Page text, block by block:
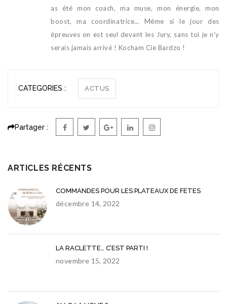
as été mon coach, ma muse, mon énergie, mon
boost, ma coordinatrice… Même si le jour des
épreuves on est seul devant les Jury, sans toi je n’y
serais jamais arrivé ! Kocham Cie Bardzo !
CATEGORIES : ACTUS
Partager :
ARTICLES RÉCENTS
COMMANDES POUR LES PLATEAUX DE FETES
décembre 14, 2022
LA RACLETTE… C’EST PARTI !
novembre 15, 2022